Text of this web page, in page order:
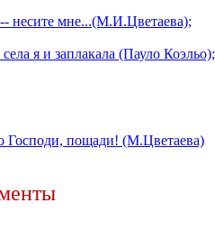
несите мне...(М.И.Цветаева);
я и заплакала (Пауло Коэльо);
Господи, пощади! (М.Цветаева)